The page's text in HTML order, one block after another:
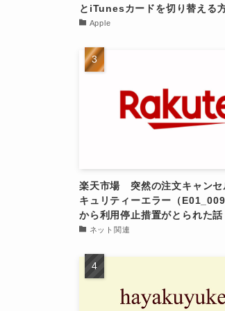
とiTunesカードを切り替える
Apple
楽天市場 突然の注文キャン
キュリティーエラー（
から利用停止措置がとられた話
ネット関連